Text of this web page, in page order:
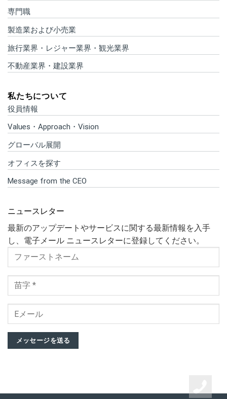
専門職
製造業および小売業
旅行業界・レジャー業界・観光業界
不動産業界・建設業界
私たちについて
役員情報
Values・Approach・Vision
グローバル展開
オフィスを探す
Message from the CEO
ニュースレター
最新のアップデートやサービスに関する最新情報を入手
し、電子メール ニュースレターに登録してください。
メッセージを送る